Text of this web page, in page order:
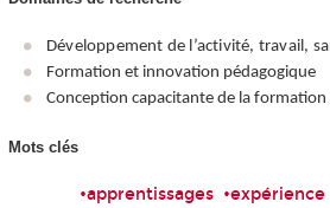
Développement de l’activité, travail,
Formation et innovation pédagogique
Conception capacitante de la formation
Mots clés
•apprentissages